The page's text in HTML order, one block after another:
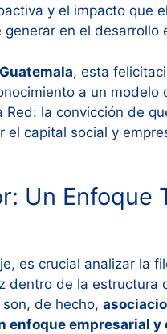
y el impacto que
en el desarrollo
, esta
a un modelo
la convicción de
capital social y
Un Enfoque
es crucial analizar la
dentro de la estructura
de hecho,
enfoque empresarial y